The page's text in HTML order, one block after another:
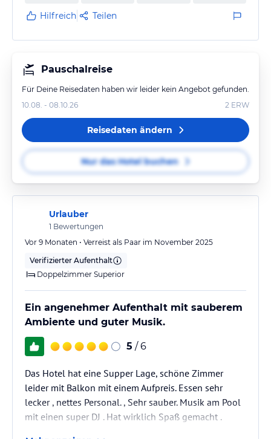
Hilfreich Teilen
Pauschalreise
Für Deine Reisedaten haben wir leider kein Angebot gefunden.
10.08. - 08.10.26
2 ERW
Reisedaten ändern
Nur das Hotel buchen
Urlauber
1 Bewertungen
Vor 9 Monaten • Verreist als Paar im November 2025
Verifizierter Aufenthalt
Doppelzimmer Superior
Ein angenehmer Aufenthalt mit sauberem
Ambiente und guter Musik.
5 / 6
Das Hotel hat eine Supper Lage, schöne Zimmer
leider mit Balkon mit einem Aufpreis. Essen sehr
lecker , nettes Personal. , Sehr sauber. Musik am Pool
mit einen super DJ . Hat wirklich Spaß gemacht .